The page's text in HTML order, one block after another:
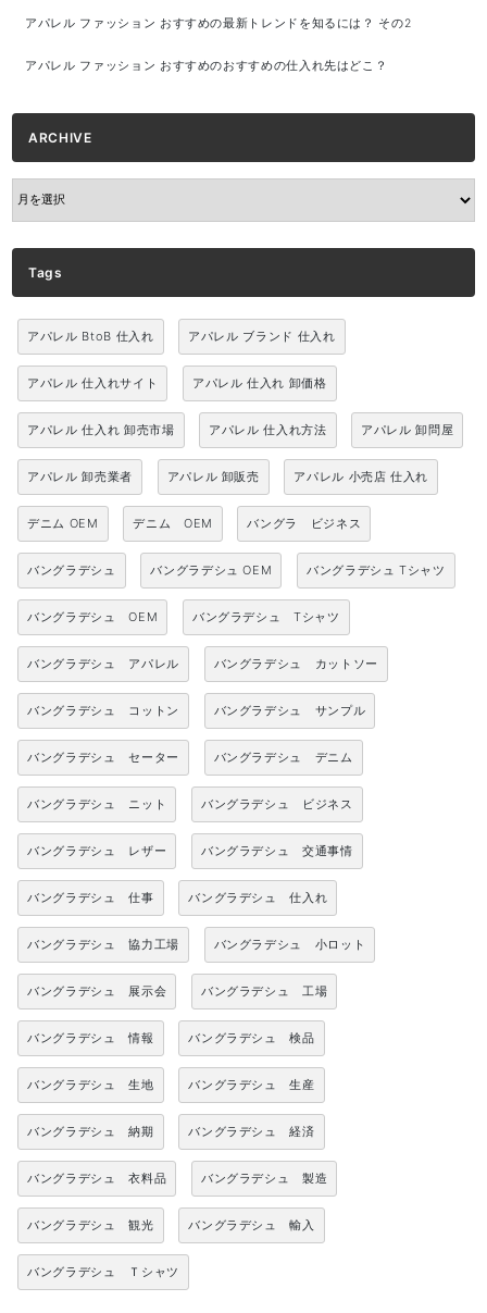
アパレル ファッション おすすめの最新トレンドを知るには？ その2
アパレル ファッション おすすめのおすすめの仕入れ先はどこ？
ARCHIVE
ARCHIVE
Tags
アパレル BtoB 仕入れ アパレル ブランド 仕入れ
アパレル 仕入れサイト アパレル 仕入れ 卸価格
アパレル 仕入れ 卸売市場 アパレル 仕入れ方法 アパレル 卸問屋
アパレル 卸売業者 アパレル 卸販売 アパレル 小売店 仕入れ
デニム OEM デニム OEM バングラ ビジネス
バングラデシュ バングラデシュ OEM バングラデシュ Tシャツ
バングラデシュ OEM バングラデシュ Tシャツ
バングラデシュ アパレル バングラデシュ カットソー
バングラデシュ コットン バングラデシュ サンプル
バングラデシュ セーター バングラデシュ デニム
バングラデシュ ニット バングラデシュ ビジネス
バングラデシュ レザー バングラデシュ 交通事情
バングラデシュ 仕事 バングラデシュ 仕入れ
バングラデシュ 協力工場 バングラデシュ 小ロット
バングラデシュ 展示会 バングラデシュ 工場
バングラデシュ 情報 バングラデシュ 検品
バングラデシュ 生地 バングラデシュ 生産
バングラデシュ 納期 バングラデシュ 経済
バングラデシュ 衣料品 バングラデシュ 製造
バングラデシュ 観光 バングラデシュ 輸入
バングラデシュ Ｔシャツ